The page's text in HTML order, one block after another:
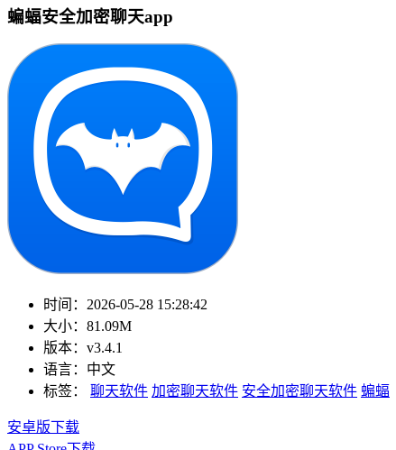
蝙蝠安全加密聊天app
时间： 2026-05-28 15:28:42
大小： 81.09M
版本： v3.4.1
语言： 中文
标签：
聊天软件 加密聊天软件 安全加密聊天软件 蝙蝠
安卓版下载